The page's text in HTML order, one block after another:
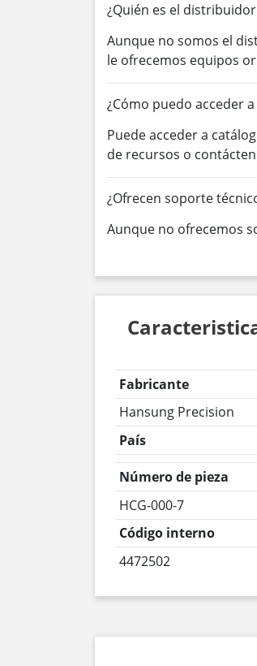
¿Quién es el
Aunque no somos el
le ofrecemos equipos
¿Cómo puedo acceder
Puede acceder a
de recursos o
¿Ofrecen soporte
Aunque no ofrecemos
Fabricante
Hansung Precision
País
Número de pieza
HCG-000-7
Código interno
4472502